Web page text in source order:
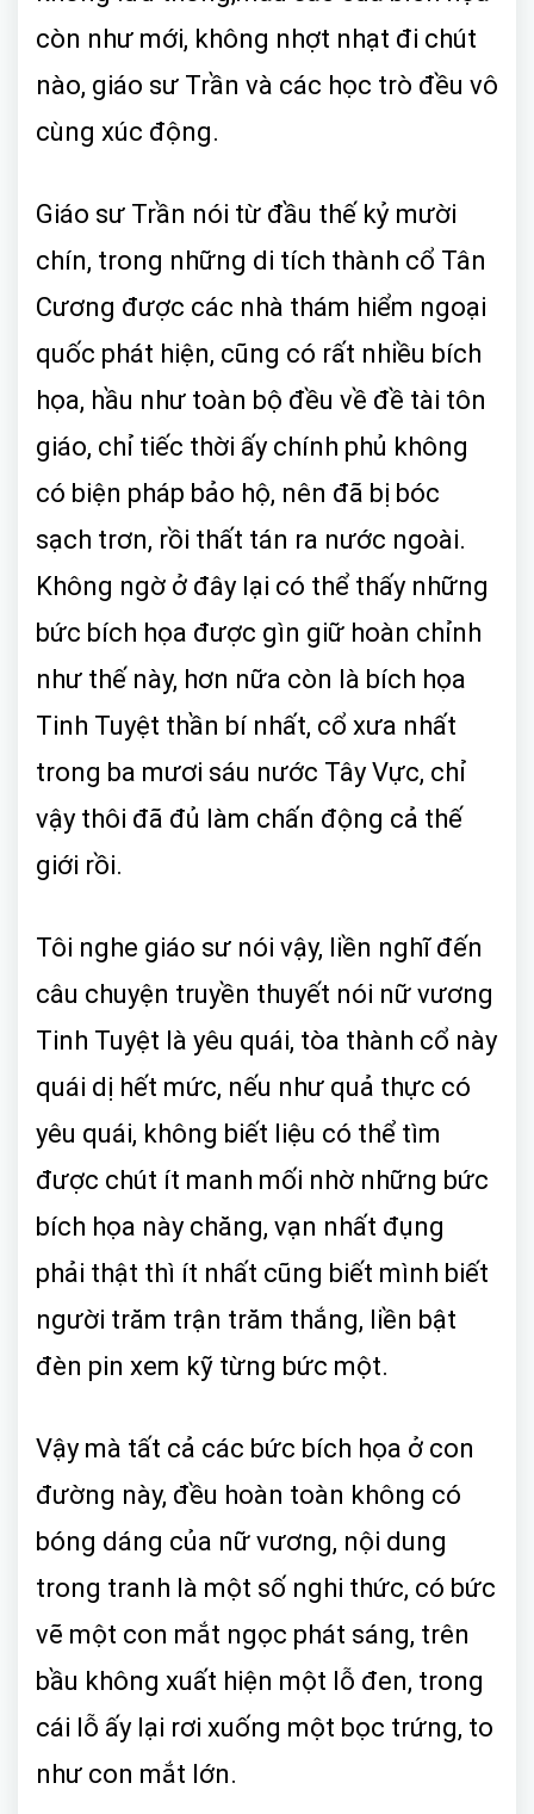
còn như mới, không nhợt nhạt đi chút
nào, giáo sư Trần và các học trò đều vô
cùng xúc động.
Giáo sư Trần nói từ đầu thế kỷ mười
chín, trong những di tích thành cổ Tân
Cương được các nhà thám hiểm ngoại
quốc phát hiện, cũng có rất nhiều bích
họa, hầu như toàn bộ đều về đề tài tôn
giáo, chỉ tiếc thời ấy chính phủ không
có biện pháp bảo hộ, nên đã bị bóc
sạch trơn, rồi thất tán ra nước ngoài.
Không ngờ ở đây lại có thể thấy những
bức bích họa được gìn giữ hoàn chỉnh
như thế này, hơn nữa còn là bích họa
Tinh Tuyệt thần bí nhất, cổ xưa nhất
trong ba mươi sáu nước Tây Vực, chỉ
vậy thôi đã đủ làm chấn động cả thế
giới rồi.
Tôi nghe giáo sư nói vậy, liền nghĩ đến
câu chuyện truyền thuyết nói nữ vương
Tinh Tuyệt là yêu quái, tòa thành cổ này
quái dị hết mức, nếu như quả thực có
yêu quái, không biết liệu có thể tìm
được chút ít manh mối nhờ những bức
bích họa này chăng, vạn nhất đụng
phải thật thì ít nhất cũng biết mình biết
người trăm trận trăm thắng, liền bật
đèn pin xem kỹ từng bức một.
Vậy mà tất cả các bức bích họa ở con
đường này, đều hoàn toàn không có
bóng dáng của nữ vương, nội dung
trong tranh là một số nghi thức, có bức
vẽ một con mắt ngọc phát sáng, trên
bầu không xuất hiện một lỗ đen, trong
cái lỗ ấy lại rơi xuống một bọc trứng, to
như con mắt lớn.